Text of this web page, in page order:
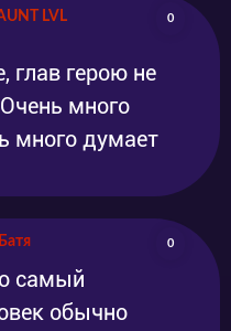
LVL
0
глав герою не
много
много думает
0
самый
обычно